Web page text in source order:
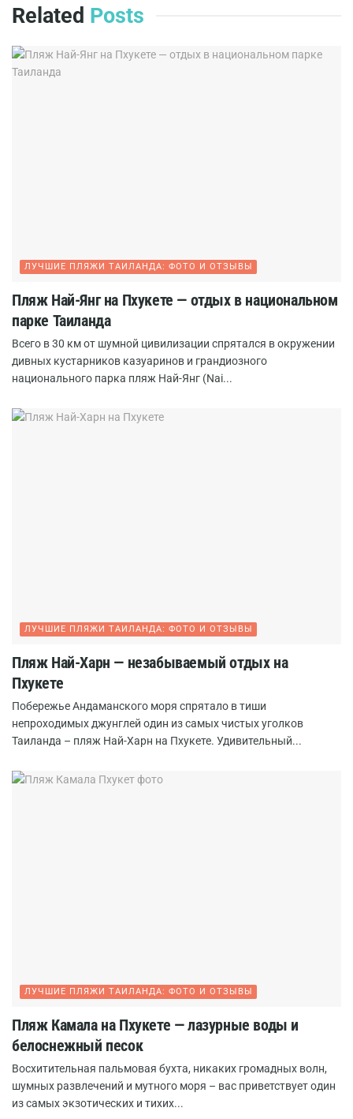
Related Posts
ЛУЧШИЕ ПЛЯЖИ ТАИЛАНДА: ФОТО И ОТЗЫВЫ
Пляж Най-Янг на Пхукете — отдых в национальном
парке Таиланда
Всего в 30 км от шумной цивилизации спрятался в окружении
дивных кустарников казуаринов и грандиозного
национального парка пляж Най-Янг (Nai...
ЛУЧШИЕ ПЛЯЖИ ТАИЛАНДА: ФОТО И ОТЗЫВЫ
Пляж Най-Харн — незабываемый отдых на
Пхукете
Побережье Андаманского моря спрятало в тиши
непроходимых джунглей один из самых чистых уголков
Таиланда – пляж Най-Харн на Пхукете. Удивительный...
ЛУЧШИЕ ПЛЯЖИ ТАИЛАНДА: ФОТО И ОТЗЫВЫ
Пляж Камала на Пхукете — лазурные воды и
белоснежный песок
Восхитительная пальмовая бухта, никаких громадных волн,
шумных развлечений и мутного моря – вас приветствует один
из самых экзотических и тихих...